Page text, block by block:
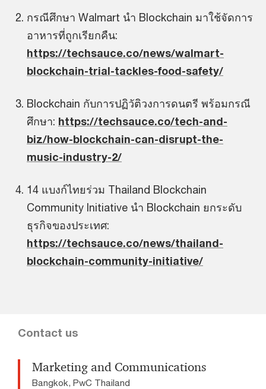
กรณีศึกษา Walmart นำ Blockchain มาใช้จัดการ
อาหารที่ถูกเรียกคืน:
https://techsauce.co/news/walmart-
blockchain-trial-tackles-food-safety/
Blockchain กับการปฏิวัติวงการดนตรี พร้อมกรณี
ศึกษา: https://techsauce.co/tech-and-
biz/how-blockchain-can-disrupt-the-
music-industry-2/
14 แบงก์ไทยร่วม Thailand Blockchain
Community Initiative นำ Blockchain ยกระดับ
ธุรกิจของประเทศ:
https://techsauce.co/news/thailand-
blockchain-community-initiative/
Contact us
Marketing and Communications
Bangkok, PwC Thailand